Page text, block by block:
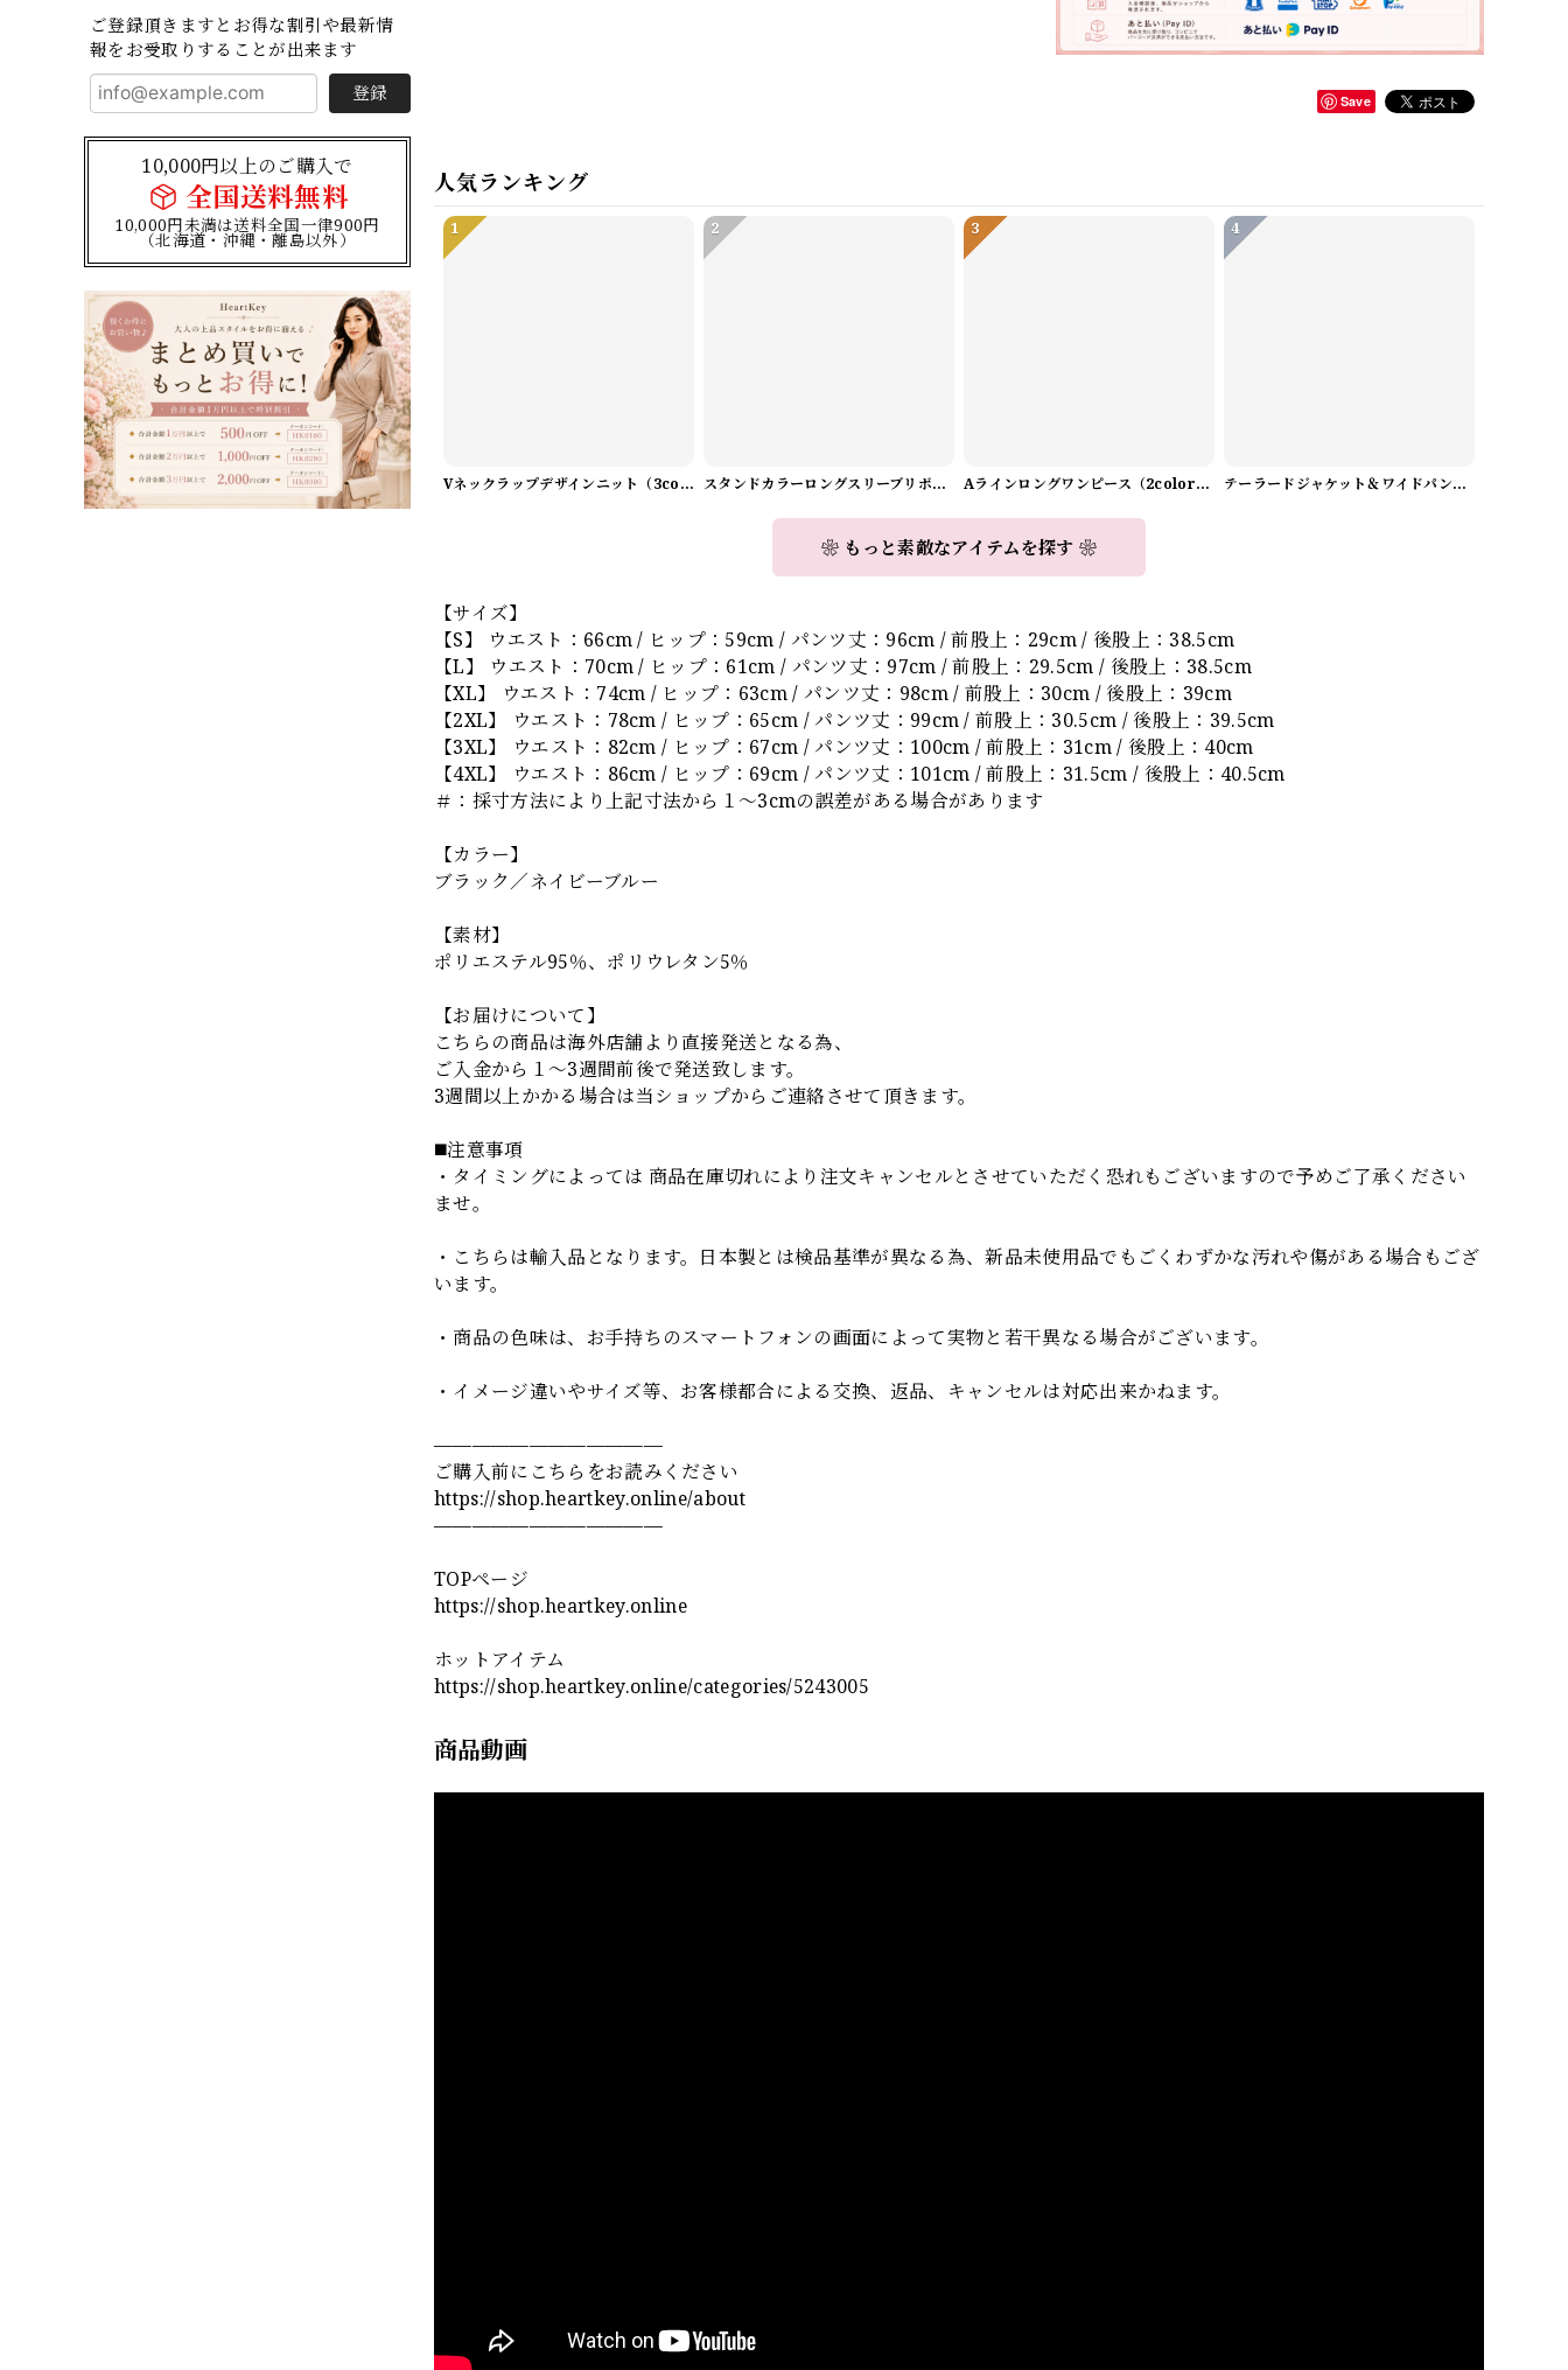
ご登録頂きますとお得な割引や最新情
報をお受取りすることが出来ます
登録
10,000円以上のご購入で
全国送料無料
10,000円未満は送料全国一律900円
（北海道・沖縄・離島以外）
Save
人気ランキング
1
Vネックラップデザインニット（3color） A1008
2
スタンドカラーロングスリーブリボンブラウス（3color） A1126
3
Aラインロングワンピース（2color） A0908
4
テーラードジャケット＆ワイドパンツスーツwithスカーフ A0987
❀ もっと素敵なアイテムを探す ❀
【サイズ】
【S】 ウエスト：66cm / ヒップ：59cm / パンツ丈：96cm / 前股上：29cm / 後股上：38.5cm
【L】 ウエスト：70cm / ヒップ：61cm / パンツ丈：97cm / 前股上：29.5cm / 後股上：38.5cm
【XL】 ウエスト：74cm / ヒップ：63cm / パンツ丈：98cm / 前股上：30cm / 後股上：39cm
【2XL】 ウエスト：78cm / ヒップ：65cm / パンツ丈：99cm / 前股上：30.5cm / 後股上：39.5cm
【3XL】 ウエスト：82cm / ヒップ：67cm / パンツ丈：100cm / 前股上：31cm / 後股上：40cm
【4XL】 ウエスト：86cm / ヒップ：69cm / パンツ丈：101cm / 前股上：31.5cm / 後股上：40.5cm
＃：採寸方法により上記寸法から１～3cmの誤差がある場合があります
【カラー】
ブラック／ネイビーブルー
【素材】
ポリエステル95％、ポリウレタン5％
【お届けについて】
こちらの商品は海外店舗より直接発送となる為、
ご入金から１～3週間前後で発送致します。
3週間以上かかる場合は当ショップからご連絡させて頂きます。
◼️注意事項
・タイミングによっては 商品在庫切れにより注文キャンセルとさせていただく恐れもございますので予めご了承ください
ませ。
・こちらは輸入品となります。日本製とは検品基準が異なる為、新品未使用品でもごくわずかな汚れや傷がある場合もござ
います。
・商品の色味は、お手持ちのスマートフォンの画面によって実物と若干異なる場合がございます。
・イメージ違いやサイズ等、お客様都合による交換、返品、キャンセルは対応出来かねます。
————————————
ご購入前にこちらをお読みください
https://shop.heartkey.online/about
————————————
TOPページ
https://shop.heartkey.online
ホットアイテム
https://shop.heartkey.online/categories/5243005
商品動画